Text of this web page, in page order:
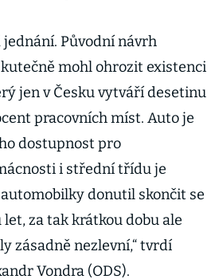
jednání. Původní návrh
mohl ohrozit existenci
jen v Česku vytváří desetinu
pracovních míst. Auto je
dostupnost pro
i střední třídu je
donutil skončit se
za tak krátkou dobu ale
zásadně nezlevní,“ tvrdí
Vondra (ODS).